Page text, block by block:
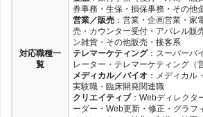
対応職種一
覧
券事務・生保・損保事務・その他
営業／販売 ：営業・企画営業・家
売・カウンター受付・アパレル販
ン雑貨・その他販売・接客系
テレマーケティング：スーパーバ
レーター・テレマーケティング（
メディカル／バイオ ：メディカル
実験職・臨床開発関連職
クリエイティブ：Webディレクタ
ーダー・Web更新・修正・グラフ